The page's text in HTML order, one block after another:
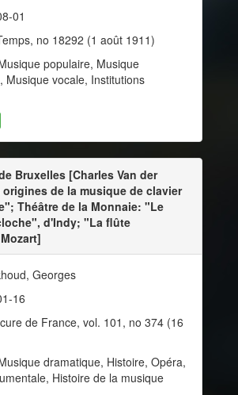
01
no 18292 (1 août 1911)
populaire, Musique
Musique vocale, Institutions
Bruxelles [Charles Van der
de la musique de clavier
Théâtre de la Monnaie: "Le
d'Indy; "La flûte
Georges
16
de France, vol. 101, no 374 (16
dramatique, Histoire, Opéra,
Histoire de la musique